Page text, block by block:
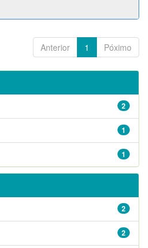
Anterior 1 Póximo
2
1
1
2
2